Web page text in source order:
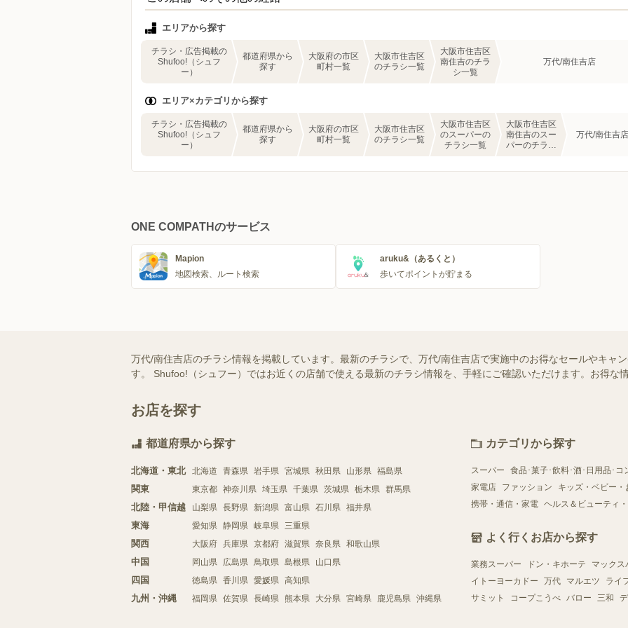
エリアから探す
チラシ・広告掲載の
Shufoo!（シュフ
ー）
都道府県から
探す
大阪府の市区
町村一覧
大阪市住吉区
のチラシ一覧
大阪市住吉区
南住吉のチラ
シ一覧
万代/南住吉店
エリア×カテゴリから探す
チラシ・広告掲載の
Shufoo!（シュフ
ー）
都道府県から
探す
大阪府の市区
町村一覧
大阪市住吉区
のチラシ一覧
大阪市住吉区
のスーパーの
チラシ一覧
大阪市住吉区
南住吉のスー
パーのチラシ
万代/南住吉店
ONE COMPATHのサービス
Mapion
地図検索、ルート検索
aruku&（あるくと）
歩いてポイントが貯まる
万代/南住吉店のチラシ情報を掲載しています。最新のチラシで、万代/南住吉店で実施中のお得なセールやキャ
す。 Shufoo!（シュフー）ではお近くの店舗で使える最新のチラシ情報を、手軽にご確認いただけます。お得な
お店を探す
都道府県から探す
北海道・東北 北海道 青森県 岩手県 宮城県 秋田県 山形県 福島県
関東 東京都 神奈川県 埼玉県 千葉県 茨城県 栃木県 群馬県
北陸・甲信越 山梨県 長野県 新潟県 富山県 石川県 福井県
東海 愛知県 静岡県 岐阜県 三重県
関西 大阪府 兵庫県 京都府 滋賀県 奈良県 和歌山県
中国 岡山県 広島県 鳥取県 島根県 山口県
四国 徳島県 香川県 愛媛県 高知県
九州・沖縄 福岡県 佐賀県 長崎県 熊本県 大分県 宮崎県 鹿児島県 沖縄県
カテゴリから探す
スーパー
食品･菓子･飲料･酒･日用品･コ
家電店
ファッション
キッズ・ベビー・
携帯・通信・家電 ヘルス＆ビューティ
よく行くお店から探す
業務スーパー ドン・キホーテ
マックス
イトーヨーカドー
万代 マルエツ
ライ
サミット
コープこうべ バロー 三和